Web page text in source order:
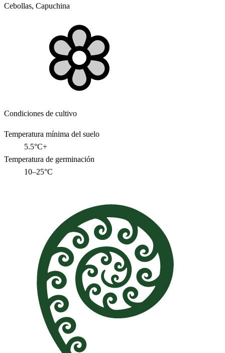
Cebollas, Capuchina
Condiciones de cultivo
Temperatura mínima del suelo
5.5°C+
Temperatura de germinación
10–25°C